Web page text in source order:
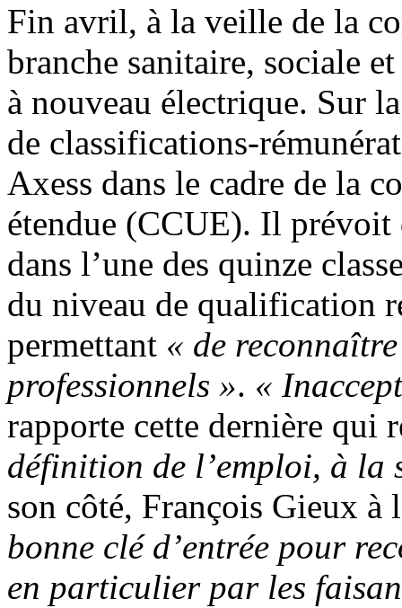
Fin avril, à la veille de la
branche sanitaire, sociale
à nouveau électrique. Sur
de classifications-
Axess dans le cadre de la
étendue (CCUE). Il
dans l’une des quinze
du niveau de qualification
permettant « de
professionnels ». «
rapporte cette dernière qui
définition de l’emploi, à la
son côté, François Gieux
bonne clé d’entrée pour
en particulier par les